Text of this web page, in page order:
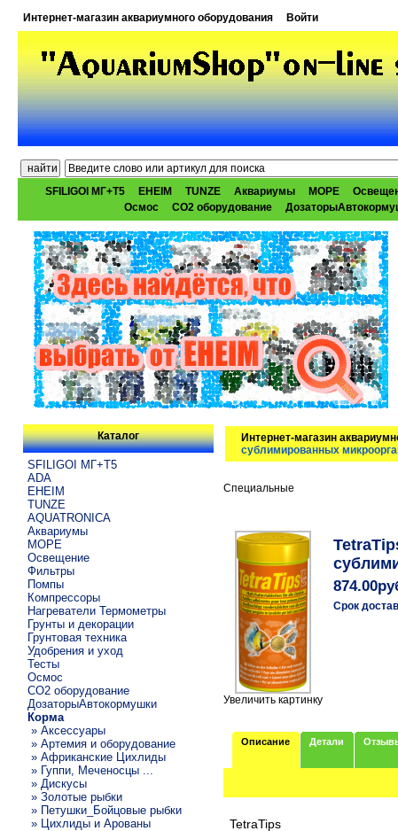
Интернет-магазин аквариумного оборудования Войти
SFILIGOI МГ+Т5 EHEIM TUNZE Аквариумы МОРЕ
Осмос
CO2 оборудование
Каталог
SFILIGOI МГ+Т5
ADA
EHEIM
TUNZE
AQUATRONICA
Аквариумы
МОРЕ
Освещение
Фильтры
Помпы
Компрессоры
Нагреватели Термометры
Грунты и декорации
Грунтовая техника
Удобрения и уход
Тесты
Осмос
CO2 оборудование
ДозаторыАвтокормушки
Корма
» Аксессуары
» Артемия и оборудование
» Африканские Цихлиды
» Гуппи, Меченосцы ...
» Дискусы
» Золотые рыбки
» Петушки_Бойцовые рыбки
» Цихлиды и Арованы
Интернет-магазин
сублимированных
Специальные
Увеличить картинку
Срок
Описание Детали
TetraTips